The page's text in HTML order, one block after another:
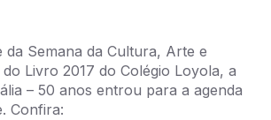
da Semana da Cultura, Arte e
Livro 2017 do Colégio Loyola, a
– 50 anos entrou para a agenda
Confira: